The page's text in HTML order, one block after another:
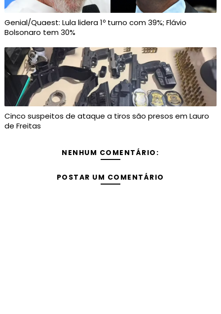
Genial/Quaest: Lula lidera 1º turno com 39%; Flávio
Bolsonaro tem 30%
Cinco suspeitos de ataque a tiros são presos em Lauro
de Freitas
NENHUM COMENTÁRIO:
POSTAR UM COMENTÁRIO